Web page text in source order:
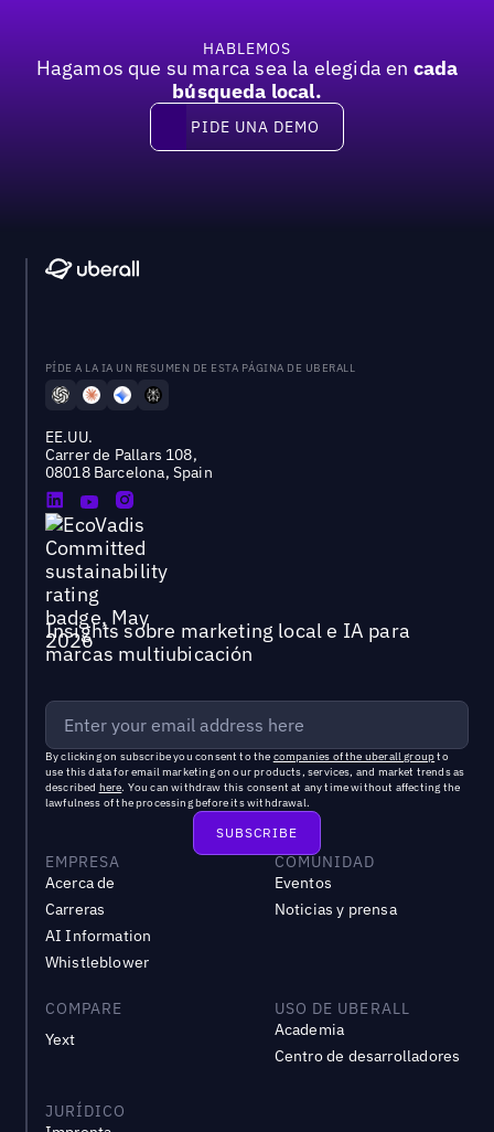
HABLEMOS
Hagamos que su marca sea la elegida en cada
búsqueda local.
Pide una demo
PIDE UNA DEMO
PÍDE A LA IA UN RESUMEN DE ESTA PÁGINA DE UBERALL
EE.UU.
Carrer de Pallars 108,
08018 Barcelona, Spain
Insights sobre marketing local e IA para
marcas multiubicación
By clicking on subscribe you consent to the companies of the uberall groupto
use this data for email marketing on our products, services, and market trends as
described here. You can withdraw this consent at any time without affecting the
lawfulness of the processing before its withdrawal.
EMPRESA
Acerca de
Carreras
AI Information
Whistleblower
COMUNIDAD
Eventos
Noticias y prensa
COMPARE
Yext
USO DE UBERALL
Academia
Centro de desarrolladores
JURÍDICO